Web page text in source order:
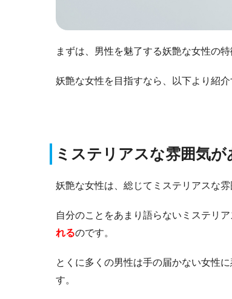
まずは、男性を魅了する妖艶な女性の特
妖艶な女性を目指すなら、以下より紹
ミステリアスな雰囲気が
妖艶な女性は、総じてミステリアスな雰
自分のことをあまり語らないミステリ
れるのです。
とくに多くの男性は手の届かない女性
す。